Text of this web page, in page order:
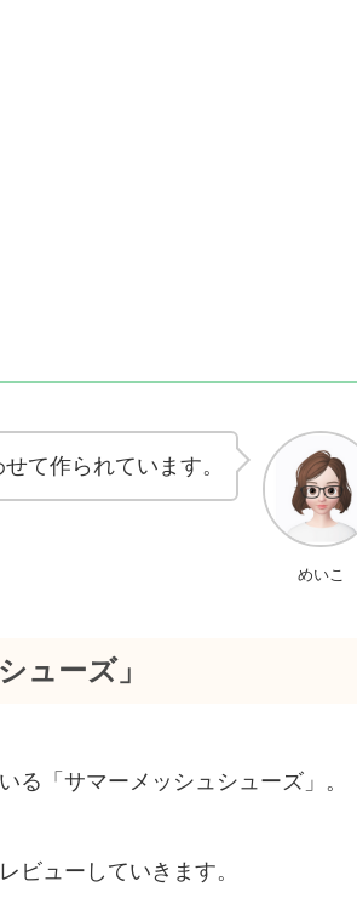
めいこ
て作られています。
ューズ」
る「サマーメッシュシューズ」。
ビューしていきます。